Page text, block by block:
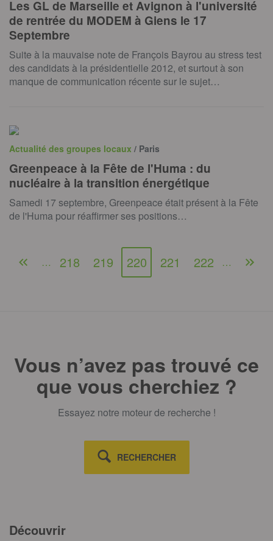
Les GL de Marseille et Avignon à l'université
de rentrée du MODEM à Giens le 17
Septembre
Suite à la mauvaise note de François Bayrou au stress test
des candidats à la présidentielle 2012, et surtout à son
manque de communication récente sur le sujet…
Actualité des groupes locaux / Paris
Greenpeace à la Fête de l'Huma : du
nucléaire à la transition énergétique
Samedi 17 septembre, Greenpeace était présent à la Fête
de l'Huma pour réaffirmer ses positions…
… 218 219 220 221 222 …
Vous n’avez pas trouvé ce
que vous cherchiez ?
Essayez notre moteur de recherche !
RECHERCHER
Découvrir